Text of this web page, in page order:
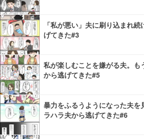
「私が悪い」夫に刷り込まれ
げてきた#3
私が楽しむことを嫌がる夫。
から逃げてきた#5
暴力をふるうようになった夫を
ラハラ夫から逃げてきた#6